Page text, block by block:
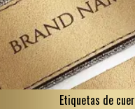
Etiquetas de